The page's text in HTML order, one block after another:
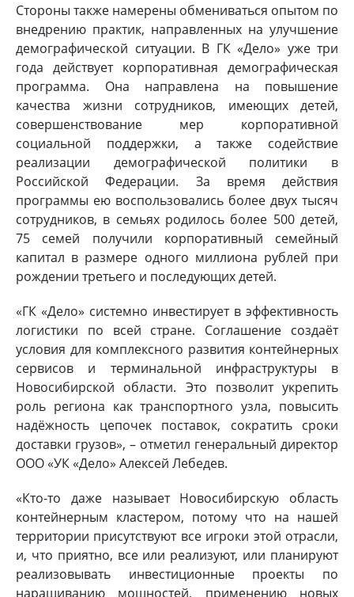
Стороны также намерены обмениваться опытом по
внедрению практик, направленных на улучшение
демографической ситуации. В ГК «Дело» уже три
года действует корпоративная демографическая
программа. Она направлена на повышение
качества жизни сотрудников, имеющих детей,
совершенствование мер корпоративной
социальной поддержки, а также содействие
реализации демографической политики в
Российской Федерации. За время действия
программы ею воспользовались более двух тысяч
сотрудников, в семьях родилось более 500 детей,
75 семей получили корпоративный семейный
капитал в размере одного миллиона рублей при
рождении третьего и последующих детей.
«ГК «Дело» системно инвестирует в эффективность
логистики по всей стране. Соглашение создаёт
условия для комплексного развития контейнерных
сервисов и терминальной инфраструктуры в
Новосибирской области. Это позволит укрепить
роль региона как транспортного узла, повысить
надёжность цепочек поставок, сократить сроки
доставки грузов», – отметил генеральный директор
ООО «УК «Дело» Алексей Лебедев.
«Кто-то даже называет Новосибирскую область
контейнерным кластером, потому что на нашей
территории присутствуют все игроки этой отрасли,
и, что приятно, все или реализуют, или планируют
реализовывать инвестиционные проекты по
наращиванию мощностей, применению новых